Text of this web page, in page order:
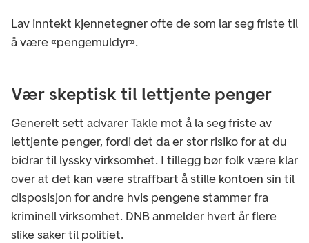
Lav inntekt kjennetegner ofte de som lar seg friste til
å være «pengemuldyr».
Vær skeptisk til lettjente penger
Generelt sett advarer Takle mot å la seg friste av
lettjente penger, fordi det da er stor risiko for at du
bidrar til lyssky virksomhet. I tillegg bør folk være klar
over at det kan være straffbart å stille kontoen sin til
disposisjon for andre hvis pengene stammer fra
kriminell virksomhet. DNB anmelder hvert år flere
slike saker til politiet.